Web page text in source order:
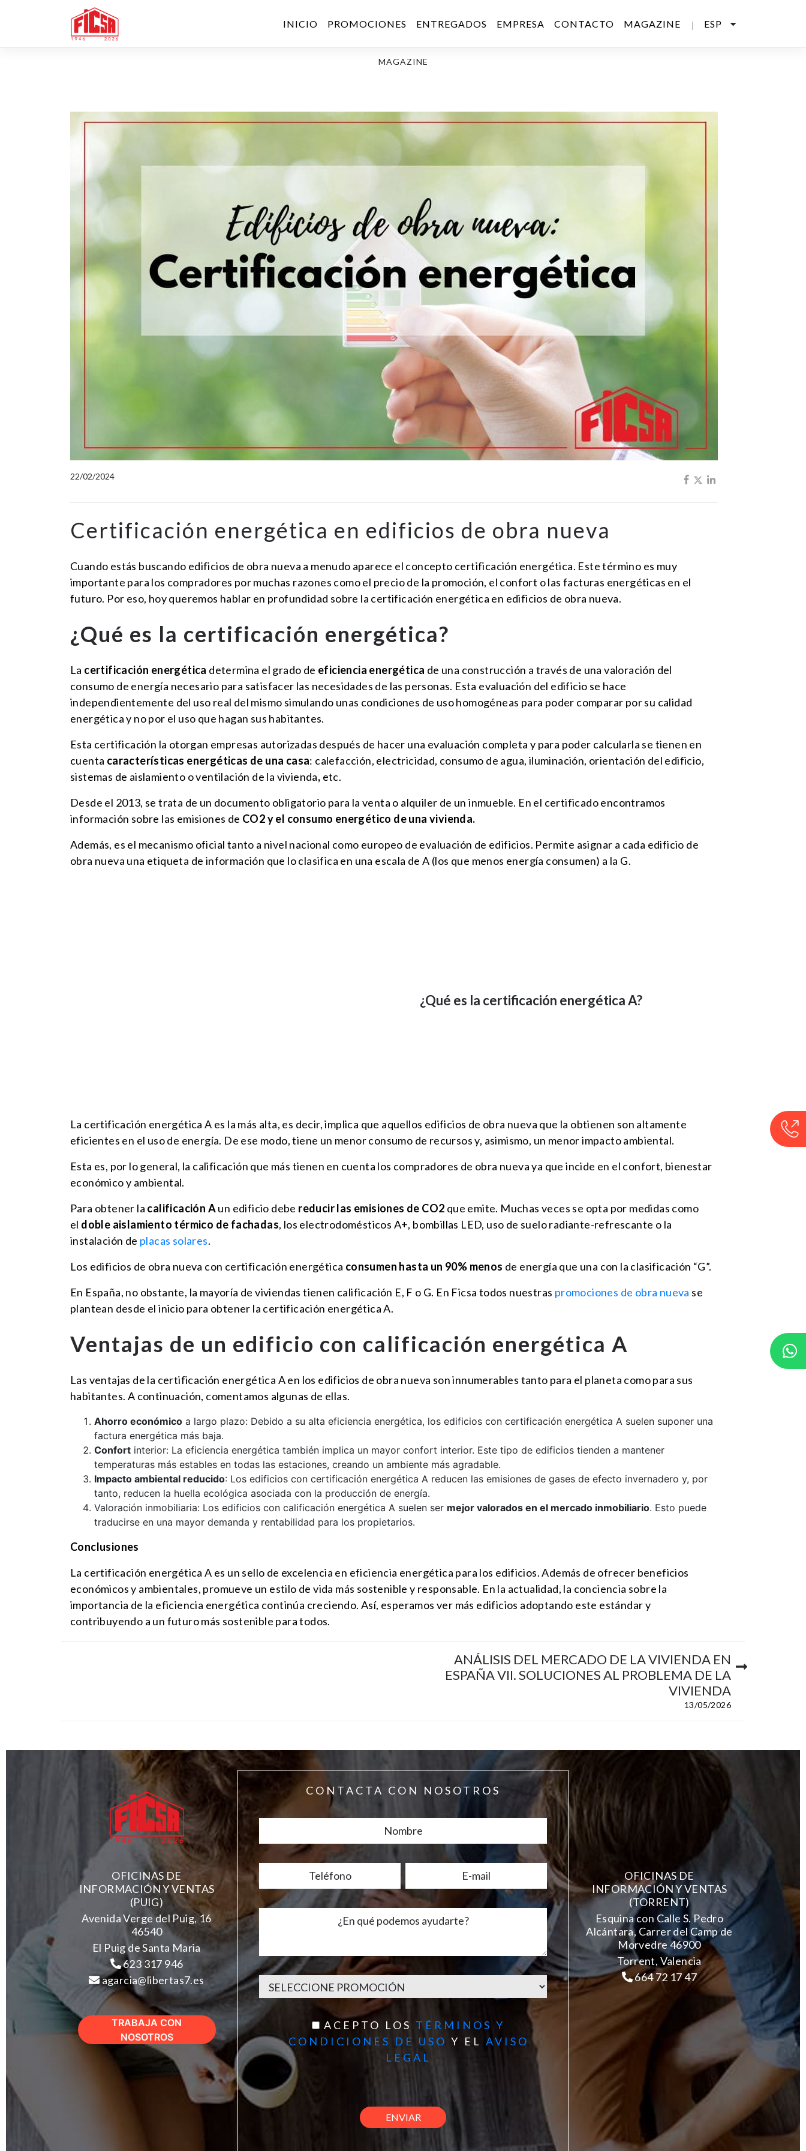
INICIO PROMOCIONES ENTREGADOS EMPRESA CONTACTO MAGAZINE ESP
MAGAZINE
22/02/2024
Certificación energética en edificios de obra nueva
Cuando estás buscando edificios de obra nueva a menudo aparece el concepto certificación energética. Este término es muy
importante para los compradores por muchas razones como el precio de la promoción, el confort o las facturas energéticas en el
futuro. Por eso, hoy queremos hablar en profundidad sobre la certificación energética en edificios de obra nueva.
¿Qué es la certificación energética?
La certificación energética determina el grado de eficiencia energética de una construcción a través de una valoración del
consumo de energía necesario para satisfacer las necesidades de las personas. Esta evaluación del edificio se hace
independientemente del uso real del mismo simulando unas condiciones de uso homogéneas para poder comparar por su calidad
energética y no por el uso que hagan sus habitantes.
Esta certificación la otorgan empresas autorizadas después de hacer una evaluación completa y para poder calcularla se tienen en
cuenta características energéticas de una casa: calefacción, electricidad, consumo de agua, iluminación, orientación del edificio,
sistemas de aislamiento o ventilación de la vivienda, etc.
Desde el 2013, se trata de un documento obligatorio para la venta o alquiler de un inmueble. En el certificado encontramos
información sobre las emisiones de CO2 y el consumo energético de una vivienda.
Además, es el mecanismo oficial tanto a nivel nacional como europeo de evaluación de edificios. Permite asignar a cada edificio de
obra nueva una etiqueta de información que lo clasifica en una escala de A (los que menos energía consumen) a la G.
¿Qué es la certificación energética A?
La certificación energética A es la más alta, es decir, implica que aquellos edificios de obra nueva que la obtienen son altamente
eficientes en el uso de energía. De ese modo, tiene un menor consumo de recursos y, asimismo, un menor impacto ambiental.
Esta es, por lo general, la calificación que más tienen en cuenta los compradores de obra nueva ya que incide en el confort, bienestar
económico y ambiental.
Para obtener la calificación Aun edificio debe reducir las emisiones de CO2 que emite. Muchas veces se opta por medidas como
el doble aislamiento térmico de fachadas, los electrodomésticos A+, bombillas LED, uso de suelo radiante-refrescante o la
instalación de placas solares.
Los edificios de obra nueva con certificación energética consumen hasta un 90% menos de energía que una con la clasificación “G”.
En España, no obstante, la mayoría de viviendas tienen calificación E, F o G. En Ficsa todos nuestras promociones de obra nueva se
plantean desde el inicio para obtener la certificación energética A.
Ventajas de un edificio con calificación energética A
Las ventajas de la certificación energética A en los edificios de obra nueva son innumerables tanto para el planeta como para sus
habitantes. A continuación, comentamos algunas de ellas.
Ahorro económico a largo plazo: Debido a su alta eficiencia energética, los edificios con certificación energética A suelen suponer una
factura energética más baja.
Confort interior: La eficiencia energética también implica un mayor confort interior. Este tipo de edificios tienden a mantener
temperaturas más estables en todas las estaciones, creando un ambiente más agradable.
Impacto ambiental reducido: Los edificios con certificación energética A reducen las emisiones de gases de efecto invernadero y, por
tanto, reducen la huella ecológica asociada con la producción de energía.
Valoración inmobiliaria: Los edificios con calificación energética A suelen ser mejor valorados en el mercado inmobiliario. Esto puede
traducirse en una mayor demanda y rentabilidad para los propietarios.
Conclusiones
La certificación energética A es un sello de excelencia en eficiencia energética para los edificios. Además de ofrecer beneficios
económicos y ambientales, promueve un estilo de vida más sostenible y responsable. En la actualidad, la conciencia sobre la
importancia de la eficiencia energética continúa creciendo. Así, esperamos ver más edificios adoptando este estándar y
contribuyendo a un futuro más sostenible para todos.
ANÁLISIS DEL MERCADO DE LA VIVIENDA EN
ESPAÑA VII. SOLUCIONES AL PROBLEMA DE LA
VIVIENDA
13/05/2026
OFICINAS DE
INFORMACIÓN Y VENTAS
(PUIG)
Avenida Verge del Puig, 16
46540
El Puig de Santa Maria
623 317 946
agarcia@libertas7.es
TRABAJA CON
NOSOTROS
CONTACTA CON NOSOTROS
ACEPTO LOS TÉRMINOS Y
CONDICIONES DE USO Y EL AVISO
LEGAL
OFICINAS DE
INFORMACIÓN Y VENTAS
(TORRENT)
Esquina con Calle S. Pedro
Alcántara, Carrer del Camp de
Morvedre 46900
Torrent, Valencia
664 72 17 47